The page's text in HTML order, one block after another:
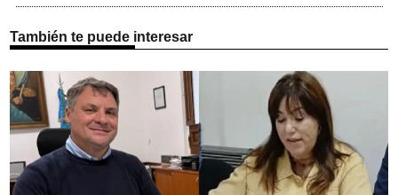
También te puede interesar